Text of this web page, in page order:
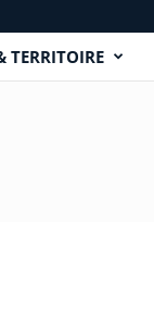
TERRITOIRE